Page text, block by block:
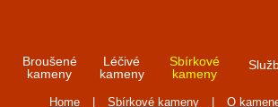
Broušené
kameny
Léčivé
kameny
Sbírkové
kameny
Home Sbírkové kameny O